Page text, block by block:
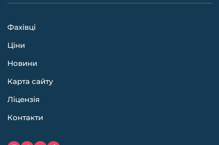
Фахівці
Ціни
Новини
Карта сайту
Ліцензія
Контакти